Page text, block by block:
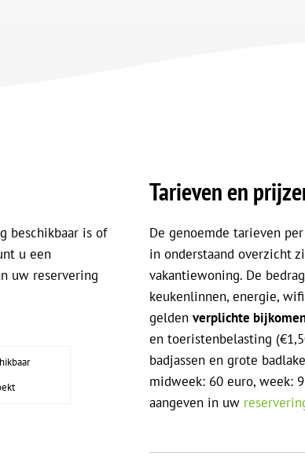
beschikbaar is of
u een
uw reservering
Tarieven en
De genoemde tarieven
in onderstaand overzicht
vakantiewoning. De
keukenlinnen, energie,
gelden verplichte
en toeristenbelasting
badjassen en grote
midweek: 60 euro, week:
aangeven in uw